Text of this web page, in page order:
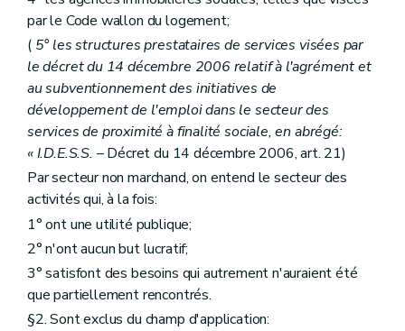
par le Code wallon du logement;
( 5° les structures prestataires de services visées par
le décret du 14 décembre 2006 relatif à l'agrément et
au subventionnement des initiatives de
développement de l'emploi dans le secteur des
services de proximité à finalité sociale, en abrégé:
« I.D.E.S.S. – Décret du 14 décembre 2006, art. 21)
Par secteur non marchand, on entend le secteur des
activités qui, à la fois:
1° ont une utilité publique;
2° n'ont aucun but lucratif;
3° satisfont des besoins qui autrement n'auraient été
que partiellement rencontrés.
§2. Sont exclus du champ d'application: